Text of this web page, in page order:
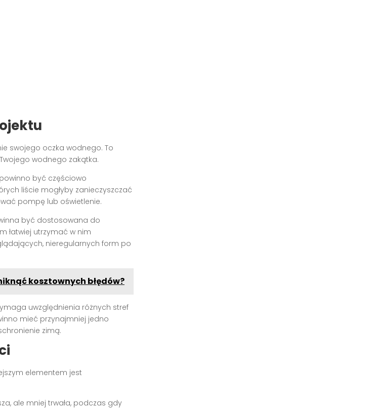
swojego oczka wodnego. To
wodnego zakątka.
być częściowo
liście mogłyby zanieczyszczać
pompę lub oświetlenie.
być dostosowana do
łatwiej utrzymać w nim
nieregularnych form po
kosztownych błędów?
uwzględnienia różnych stref
mieć przynajmniej jedno
zimą.
elementem jest
ale mniej trwała, podczas gdy